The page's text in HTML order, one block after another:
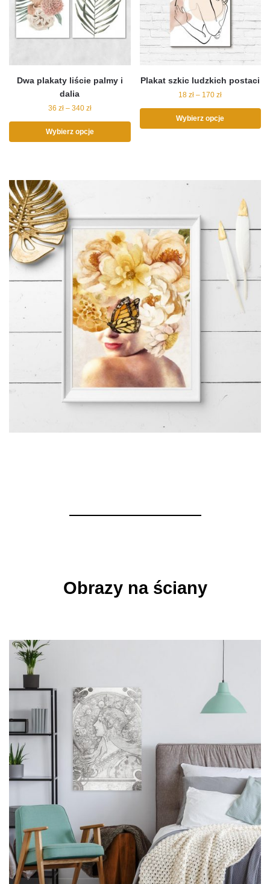
Dwa plakaty liście palmy i
dalia
36 zł – 340 zł
Wybierz opcje
Plakat szkic ludzkich postaci
18zł – 170zł
Wybierz opcje
Obrazy na ściany